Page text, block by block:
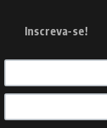
Inscreva-se!